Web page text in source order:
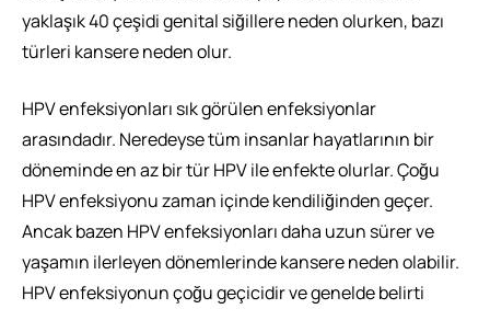
yaklaşık 40 çeşidi genital siğillere neden olurken, bazı
türleri kansere neden olur.
HPV enfeksiyonları sık görülen enfeksiyonlar
arasındadır. Neredeyse tüm insanlar hayatlarının bir
döneminde en az bir tür HPV ile enfekte olurlar. Çoğu
HPV enfeksiyonu zaman içinde kendiliğinden geçer.
Ancak bazen HPV enfeksiyonları daha uzun sürer ve
yaşamın ilerleyen dönemlerinde kansere neden olabilir.
HPV enfeksiyonun çoğu geçicidir ve genelde belirti